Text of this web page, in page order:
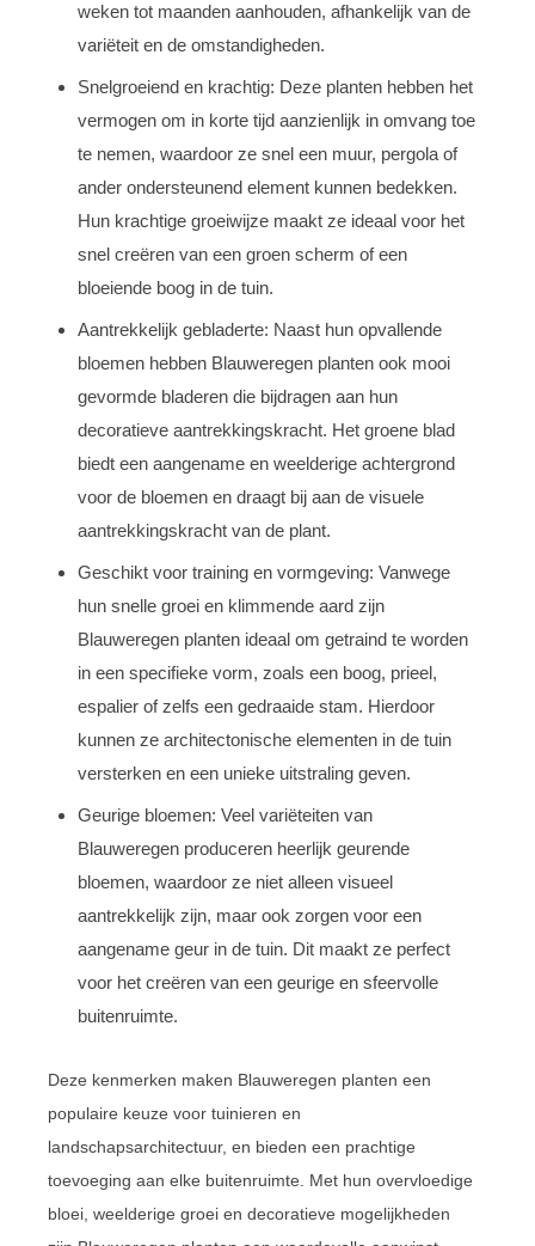
weken tot maanden aanhouden, afhankelijk van de
variëteit en de omstandigheden.
Snelgroeiend en krachtig: Deze planten hebben het
vermogen om in korte tijd aanzienlijk in omvang toe
te nemen, waardoor ze snel een muur, pergola of
ander ondersteunend element kunnen bedekken.
Hun krachtige groeiwijze maakt ze ideaal voor het
snel creëren van een groen scherm of een
bloeiende boog in de tuin.
Aantrekkelijk gebladerte: Naast hun opvallende
bloemen hebben Blauweregen planten ook mooi
gevormde bladeren die bijdragen aan hun
decoratieve aantrekkingskracht. Het groene blad
biedt een aangename en weelderige achtergrond
voor de bloemen en draagt bij aan de visuele
aantrekkingskracht van de plant.
Geschikt voor training en vormgeving: Vanwege
hun snelle groei en klimmende aard zijn
Blauweregen planten ideaal om getraind te worden
in een specifieke vorm, zoals een boog, prieel,
espalier of zelfs een gedraaide stam. Hierdoor
kunnen ze architectonische elementen in de tuin
versterken en een unieke uitstraling geven.
Geurige bloemen: Veel variëteiten van
Blauweregen produceren heerlijk geurende
bloemen, waardoor ze niet alleen visueel
aantrekkelijk zijn, maar ook zorgen voor een
aangename geur in de tuin. Dit maakt ze perfect
voor het creëren van een geurige en sfeervolle
buitenruimte.
Deze kenmerken maken Blauweregen planten een
populaire keuze voor tuinieren en
landschapsarchitectuur, en bieden een prachtige
toevoeging aan elke buitenruimte. Met hun overvloedige
bloei, weelderige groei en decoratieve mogelijkheden